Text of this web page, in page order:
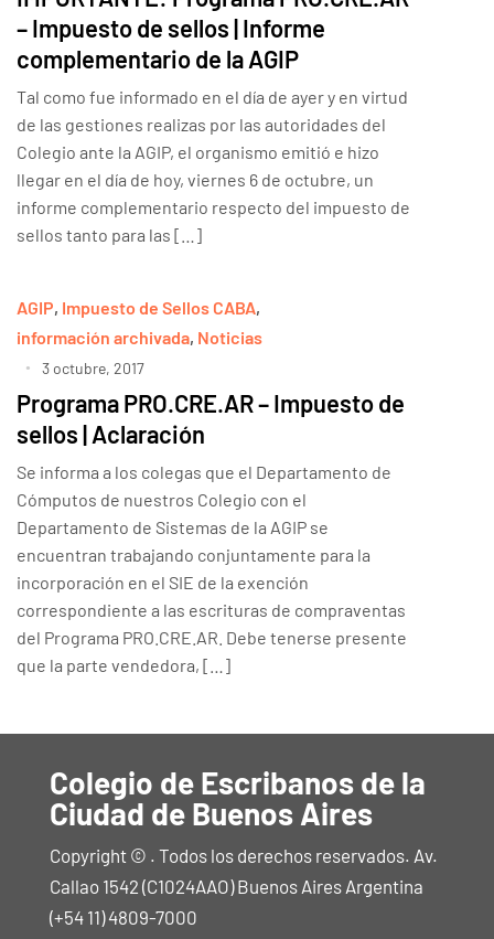
– Impuesto de sellos | Informe
complementario de la AGIP
Tal como fue informado en el día de ayer y en virtud
de las gestiones realizas por las autoridades del
Colegio ante la AGIP, el organismo emitió e hizo
llegar en el día de hoy, viernes 6 de octubre, un
informe complementario respecto del impuesto de
sellos tanto para las […]
AGIP, Impuesto de Sellos CABA,
información archivada, Noticias
3 octubre, 2017
Programa PRO.CRE.AR – Impuesto de
sellos | Aclaración
Se informa a los colegas que el Departamento de
Cómputos de nuestros Colegio con el
Departamento de Sistemas de la AGIP se
encuentran trabajando conjuntamente para la
incorporación en el SIE de la exención
correspondiente a las escrituras de compraventas
del Programa PRO.CRE.AR. Debe tenerse presente
que la parte vendedora, […]
Colegio de Escribanos de la
Ciudad de Buenos Aires
Copyright © . Todos los derechos reservados. Av.
Callao 1542 (C1024AAO) Buenos Aires Argentina
(+54 11) 4809-7000